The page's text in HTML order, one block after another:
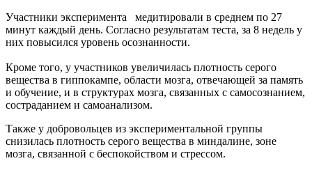
Участники эксперимента медитировали в среднем по 27
минут каждый день. Согласно результатам теста, за 8 недель у
них повысился уровень осознанности.
Кроме того, у участников увеличилась плотность серого
вещества в гиппокампе, области мозга, отвечающей за память
и обучение, и в структурах мозга, связанных с самосознанием,
состраданием и самоанализом.
Также у добровольцев из экспериментальной группы
снизилась плотность серого вещества в миндалине, зоне
мозга, связанной с беспокойством и стрессом.